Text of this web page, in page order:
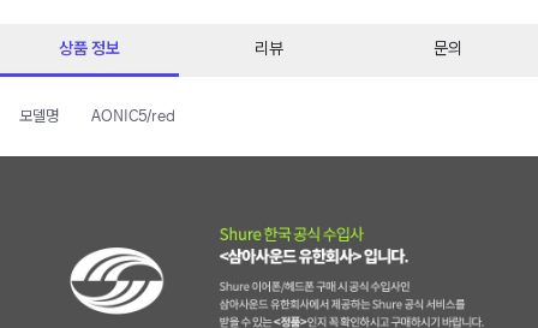
상품 정보 리뷰 문의
모델명 AONIC5/red